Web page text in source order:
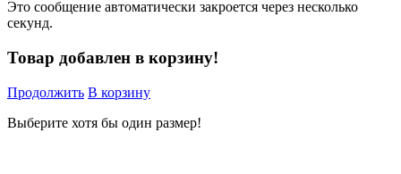
Это сообщение автоматически закроется через несколько
секунд.
Товар добавлен в корзину!
Продолжить В корзину
Выберите хотя бы один размер!